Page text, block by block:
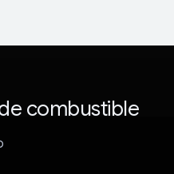
combustible